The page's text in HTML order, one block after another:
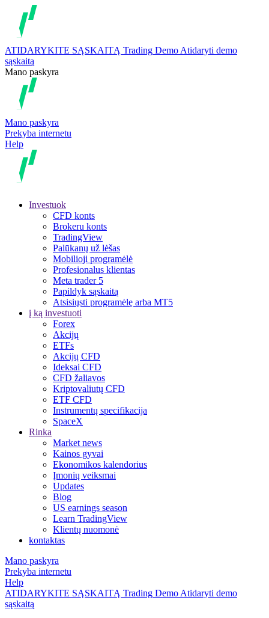
ATIDARYKITE SĄSKAITĄ Trading Demo Atidaryti demo
sąskaitą
Mano paskyra
Mano paskyra
Prekyba internetu
Help
Investuok
CFD konts
Brokeru konts
TradingView
Palūkanų už lėšas
Mobilioji programėlė
Profesionalus klientas
Meta trader 5
Papildyk sąskaitą
Atsisiųsti programėlę arba MT5
į ką investuoti
Forex
Akcijų
ETFs
Akcijų CFD
Ideksai CFD
CFD žaliavos
Kriptovaliutų CFD
ETF CFD
Instrumentų specifikacija
SpaceX
Rinka
Market news
Kainos gyvai
Ekonomikos kalendorius
Įmonių veiksmai
Updates
Blog
US earnings season
Learn TradingView
Klientų nuomonė
kontaktas
Mano paskyra
Prekyba internetu
Help
ATIDARYKITE SĄSKAITĄ Trading Demo Atidaryti demo
sąskaitą